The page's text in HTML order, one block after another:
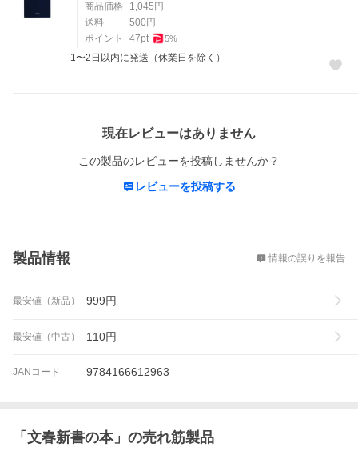
商品価格 1,045 円
送料
500 円
ポイント
47pt 5%
1〜2日以内に発送（休業日を除く）
現在レビューはありません
この製品のレビューを投稿しませんか？
レビューを投稿する
製品情報 情報の誤りを報告
最安値（新品） 999円
最安値（中古） 110円
JANコード 9784166612963
「 文春新書の本」の売れ筋製品